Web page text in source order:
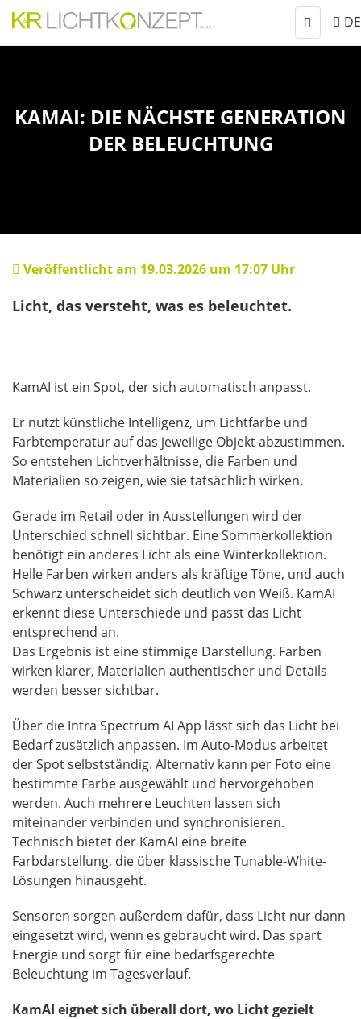
anzeigen
KAMAI: DIE NÄCHSTE GENERATION
DER BELEUCHTUNG
Veröffentlicht am 19.03.2026 um 17:07 Uhr
Licht, das versteht, was es beleuchtet.
KamAI ist ein Spot, der sich automatisch anpasst.
Er nutzt künstliche Intelligenz, um Lichtfarbe und
Farbtemperatur auf das jeweilige Objekt abzustimmen.
So entstehen Lichtverhältnisse, die Farben und
Materialien so zeigen, wie sie tatsächlich wirken.
Gerade im Retail oder in Ausstellungen wird der
Unterschied schnell sichtbar. Eine Sommerkollektion
benötigt ein anderes Licht als eine Winterkollektion.
Helle Farben wirken anders als kräftige Töne, und auch
Schwarz unterscheidet sich deutlich von Weiß. KamAI
erkennt diese Unterschiede und passt das Licht
entsprechend an.
Das Ergebnis ist eine stimmige Darstellung. Farben
wirken klarer, Materialien authentischer und Details
werden besser sichtbar.
Über die Intra Spectrum AI App lässt sich das Licht bei
Bedarf zusätzlich anpassen. Im Auto-Modus arbeitet
der Spot selbstständig. Alternativ kann per Foto eine
bestimmte Farbe ausgewählt und hervorgehoben
werden. Auch mehrere Leuchten lassen sich
miteinander verbinden und synchronisieren.
Technisch bietet der KamAI eine breite
Farbdarstellung, die über klassische Tunable-White-
Lösungen hinausgeht.
Sensoren sorgen außerdem dafür, dass Licht nur dann
eingesetzt wird, wenn es gebraucht wird. Das spart
Energie und sorgt für eine bedarfsgerechte
Beleuchtung im Tagesverlauf.
KamAI eignet sich überall dort, wo Licht gezielt